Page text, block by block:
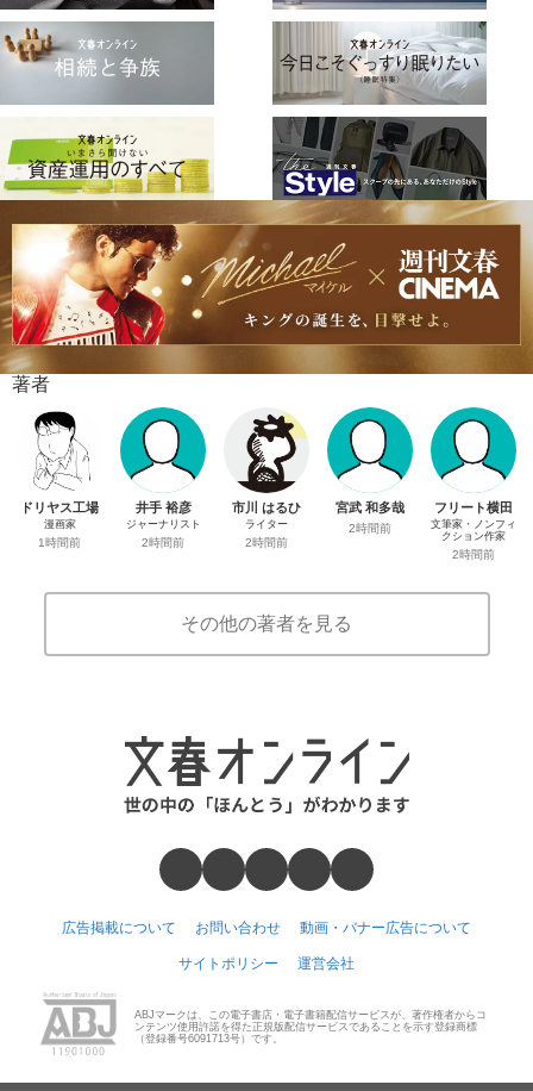
著者
ドリヤス工場
漫画家
1時間前
井手 裕彦
ジャーナリスト
2時間前
市川 はるひ
ライター
2時間前
宮武 和多哉
2時間前
フリート横田
文筆家・ノンフィ
クション作家
2時間前
その他の著者を見る
広告掲載について お問い合わせ 動画・バナー広告について
サイトポリシー 運営会社
ABJマークは、この電子書店・電子書籍配信サービスが、著作権者からコ
ンテンツ使用許諾を得た正規版配信サービスであることを示す登録商標
（登録番号6091713号）です。